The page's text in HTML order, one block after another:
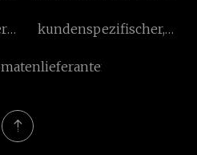
kundenspezifischer,
lüfter